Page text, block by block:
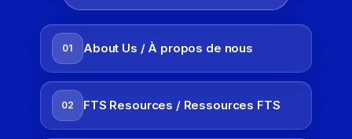
GRAMMAR
01 About Us / À propos de nous
02 FTS Resources / Ressources FTS